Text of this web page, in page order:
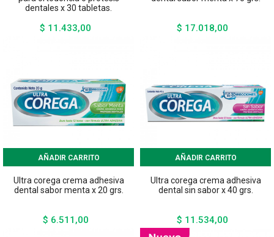
dentales x 30 tabletas.
$ 11.433,00 $ 17.018,00
AÑADIR CARRITO
Ultra corega crema adhesiva
dental sabor menta x 20 grs.
$ 6.511,00
AÑADIR CARRITO
Ultra corega crema adhesiva
dental sin sabor x 40 grs.
$ 11.534,00